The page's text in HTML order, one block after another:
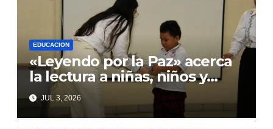
EDUCACION
«Leyendo por la Paz» acerca
la lectura a niñas, niños y
adolescentes con TEA
JUL 3, 2026